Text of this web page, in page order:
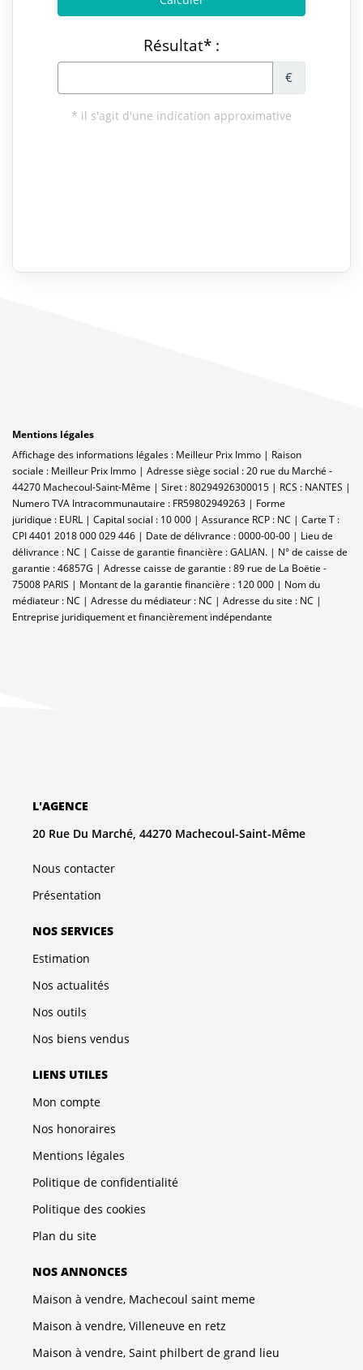
Mentions légales
Affichage des informations légales : Meilleur Prix Immo | Raison
sociale : Meilleur Prix Immo | Adresse siège social : 20 rue du Marché -
44270 Machecoul-Saint-Même | Siret : 80294926300015 | RCS : NANTES |
Numero TVA Intracommunautaire : FR59802949263 | Forme
juridique : EURL | Capital social : 10 000 | Assurance RCP : NC | Carte T :
CPI 4401 2018 000 029 446 | Date de délivrance : 0000-00-00 | Lieu de
délivrance : NC | Caisse de garantie financière : GALIAN. | N° de caisse de
garantie : 46857G | Adresse caisse de garantie : 89 rue de La Boëtie -
75008 PARIS | Montant de la garantie financière : 120 000 | Nom du
médiateur : NC | Adresse du médiateur : NC | Adresse du site : NC |
Entreprise juridiquement et financièrement indépendante
L'AGENCE
20 Rue Du Marché, 44270 Machecoul-Saint-Même
Nous contacter
Présentation
NOS SERVICES
Estimation
Nos actualités
Nos outils
Nos biens vendus
LIENS UTILES
Mon compte
Nos honoraires
Mentions légales
Politique de confidentialité
Politique des cookies
Plan du site
NOS ANNONCES
Maison à vendre, Machecoul saint meme
Maison à vendre, Villeneuve en retz
Maison à vendre, Saint philbert de grand lieu